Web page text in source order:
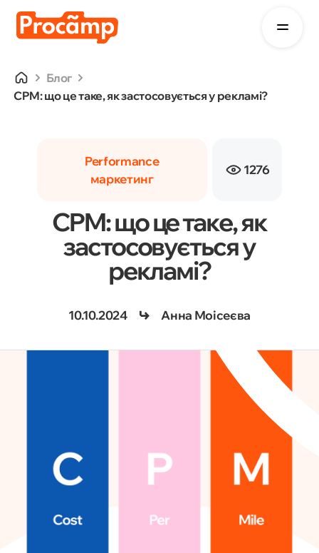
Блог
CPM: що це таке, як застосовується у рекламі?
Performance
маркетинг
1276
CPM: що це таке, як
застосовується у
рекламі?
10.10.2024 Анна Моісеєва